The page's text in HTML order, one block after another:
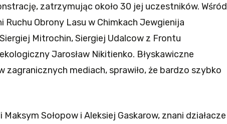
zatrzymując około 30 jej uczestników. Wśród
Ruchu Obrony Lasu w Chimkach Jewgienija
Mitrochin, Siergiej Udalcow z Frontu
Jarosław Nikitienko. Błyskawiczne
zagranicznych mediach, sprawiło, że bardzo szybko
Sołopow i Aleksiej Gaskarow, znani działacze